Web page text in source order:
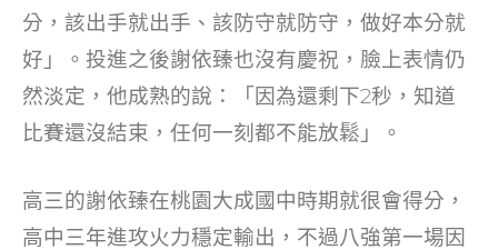
分，該出手就出手、該防守就防守，做好本分就
好」。投進之後謝依臻也沒有慶祝，臉上表情仍
然淡定，他成熟的說：「因為還剩下2秒，知道
比賽還沒結束，任何一刻都不能放鬆」。
高三的謝依臻在桃園大成國中時期就很會得分，
高中三年進攻火力穩定輸出，不過八強第一場因